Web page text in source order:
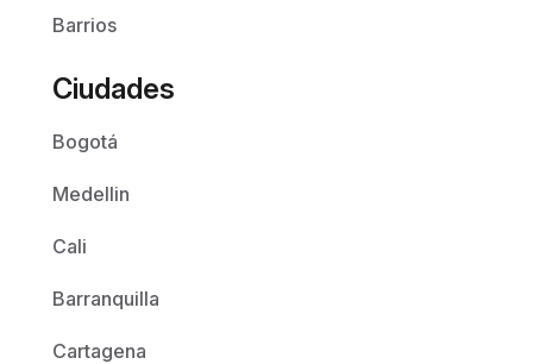
Barrios
Ciudades
Bogotá
Medellin
Cali
Barranquilla
Cartagena